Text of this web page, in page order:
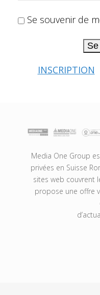
Se souvenir de
INSCRIPTION
Media One Group
privées en Suisse
sites web couvrent
propose une offre